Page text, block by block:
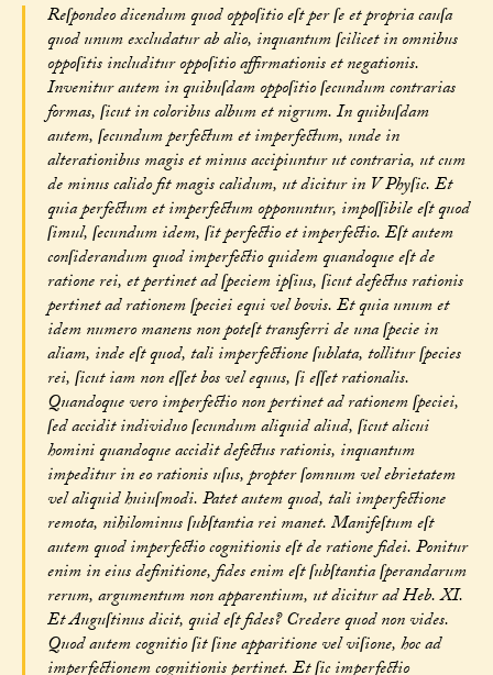
Reſpondeo dicendum quod oppoſitio eſt per ſe et propria cauſa
quod unum excludatur ab alio, inquantum ſcilicet in omnibus
oppoſitis includitur oppoſitio affirmationis et negationis.
Invenitur autem in quibuſdam oppoſitio ſecundum contrarias
formas, ſicut in coloribus album et nigrum. In quibuſdam
autem, ſecundum perfectum et imperfectum, unde in
alterationibus magis et minus accipiuntur ut contraria, ut cum
de minus calido fit magis calidum, ut dicitur in V Phyſic. Et
quia perfectum et imperfectum opponuntur, impoſſibile eſt quod
ſimul, ſecundum idem, ſit perfectio et imperfectio. Eſt autem
conſiderandum quod imperfectio quidem quandoque eſt de
ratione rei, et pertinet ad ſpeciem ipſius, ſicut defectus rationis
pertinet ad rationem ſpeciei equi vel bovis. Et quia unum et
idem numero manens non poteſt transferri de una ſpecie in
aliam, inde eſt quod, tali imperfectione ſublata, tollitur ſpecies
rei, ſicut iam non eſſet bos vel equus, ſi eſſet rationalis.
Quandoque vero imperfectio non pertinet ad rationem ſpeciei,
ſed accidit individuo ſecundum aliquid aliud, ſicut alicui
homini quandoque accidit defectus rationis, inquantum
impeditur in eo rationis uſus, propter ſomnum vel ebrietatem
vel aliquid huiuſmodi. Patet autem quod, tali imperfectione
remota, nihilominus ſubſtantia rei manet. Manifeſtum eſt
autem quod imperfectio cognitionis eſt de ratione fidei. Ponitur
enim in eius definitione, fides enim eſt ſubſtantia ſperandarum
rerum, argumentum non apparentium, ut dicitur ad Heb. XI.
Et Auguſtinus dicit, quid eſt fides? Credere quod non vides.
Quod autem cognitio ſit ſine apparitione vel viſione, hoc ad